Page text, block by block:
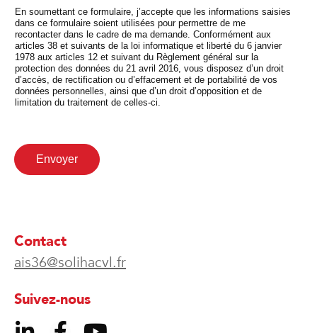
En soumettant ce formulaire, j’accepte que les informations saisies
dans ce formulaire soient utilisées pour permettre de me
recontacter dans le cadre de ma demande. Conformément aux
articles 38 et suivants de la loi informatique et liberté du 6 janvier
1978 aux articles 12 et suivant du Règlement général sur la
protection des données du 21 avril 2016, vous disposez d’un droit
d’accès, de rectification ou d’effacement et de portabilité de vos
données personnelles, ainsi que d’un droit d’opposition et de
limitation du traitement de celles-ci.
Envoyer
Contact
ais36@solihacvl.fr
Suivez-nous